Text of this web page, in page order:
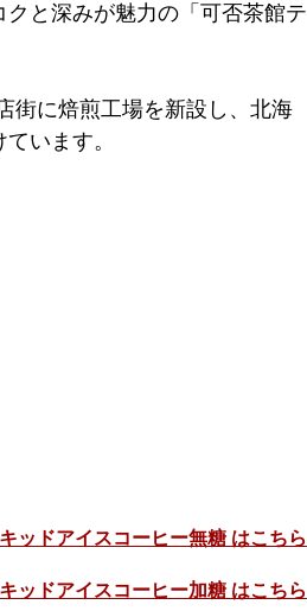
と深みが魅力の「可否茶館テ
街に焙煎工場を新設し、北海
います。
ッドアイスコーヒー無糖 はこちら
ッドアイスコーヒー加糖 はこちら